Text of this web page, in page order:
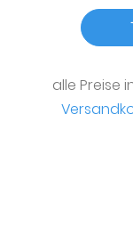
alle Preise